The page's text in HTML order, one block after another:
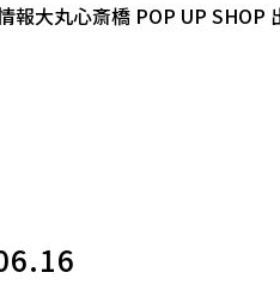
報大丸心斎橋 POP UP SHOP